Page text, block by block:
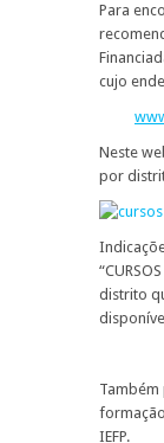
Para
cujo
Neste
por
distrito
IEFP.